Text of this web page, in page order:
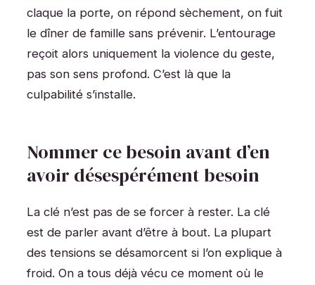
claque la porte, on répond sèchement, on fuit
le dîner de famille sans prévenir. L’entourage
reçoit alors uniquement la violence du geste,
pas son sens profond. C’est là que la
culpabilité s’installe.
Nommer ce besoin avant d’en
avoir désespérément besoin
La clé n’est pas de se forcer à rester. La clé
est de parler avant d’être à bout. La plupart
des tensions se désamorcent si l’on explique à
froid. On a tous déjà vécu ce moment où le